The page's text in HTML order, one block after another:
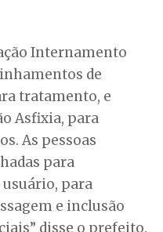
Internamento
de
tratamento, e
Asfixia, para
As pessoas
para
para
e inclusão
disse o prefeito.